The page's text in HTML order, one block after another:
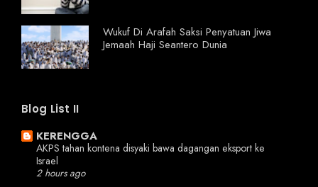
Wukuf Di Arafah Saksi Penyatuan Jiwa
Jemaah Haji Seantero Dunia
Blog List II
KERENGGA
AKPS tahan kontena disyaki bawa dagangan eksport ke
Israel
2 hours ago